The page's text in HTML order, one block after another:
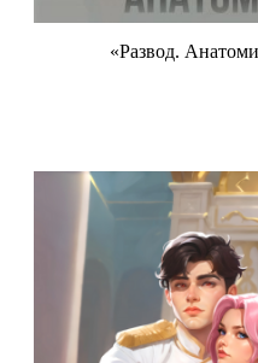
«Развод.